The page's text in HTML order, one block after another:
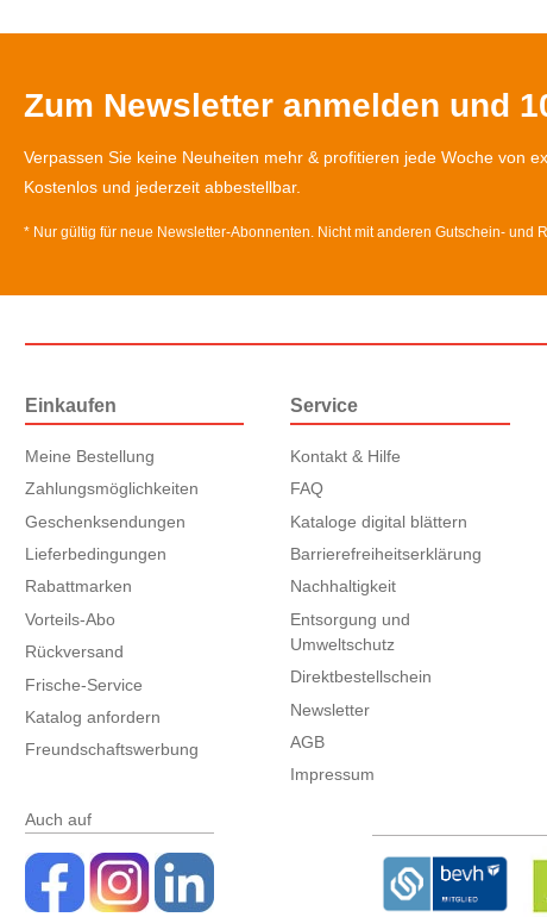
Zum Newsletter anmelden und
Verpassen Sie keine Neuheiten mehr & profitieren jede Woche von
Kostenlos und jederzeit abbestellbar.
* Nur gültig für neue Newsletter-Abonnenten. Nicht mit anderen Gutschein- und
Einkaufen
Meine Bestellung
Zahlungsmöglichkeiten
Geschenksendungen
Lieferbedingungen
Rabattmarken
Vorteils-Abo
Rückversand
Frische-Service
Katalog anfordern
Freundschaftswerbung
Service
Kontakt & Hilfe
FAQ
Kataloge digital blättern
Barrierefreiheitserklärung
Nachhaltigkeit
Entsorgung und
Umweltschutz
Direktbestellschein
Newsletter
AGB
Impressum
Auch auf